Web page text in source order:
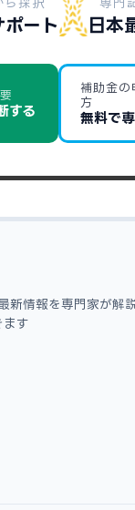
ート 日本
する
補助金の
方
無料で
新情報を専門家が解
ます